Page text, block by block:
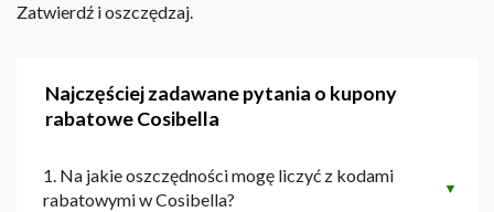
Zatwierdź i oszczędzaj.
Najczęściej zadawane pytania o kupony
rabatowe Cosibella
1. Na jakie oszczędności mogę liczyć z kodami
rabatowymi w Cosibella?
▼